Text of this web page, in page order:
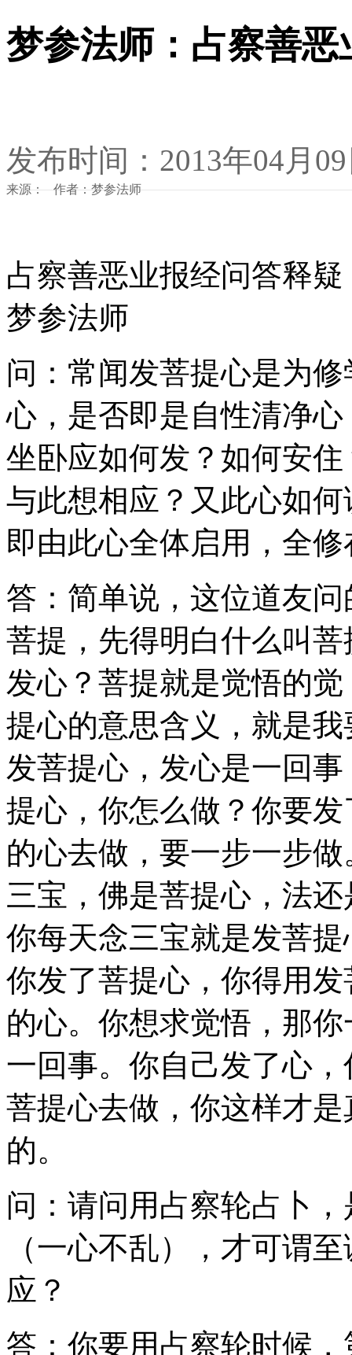
梦参法师：占察善
发布时间：2013年04月
来源： 作者：梦参法师
占察善恶业报经问答释疑
梦参法师
问：常闻发菩提心是为
心，是否即是自性清净
坐卧应如何发？如何安
与此想相应？又此心如
即由此心全体启用，全
答：简单说，这位道友
菩提，先得明白什么叫
发心？菩提就是觉悟的
提心的意思含义，就是
发菩提心，发心是一回
提心，你怎么做？你要
的心去做，要一步一步
三宝，佛是菩提心，法
你每天念三宝就是发菩
你发了菩提心，你得用
的心。你想求觉悟，那
一回事。你自己发了心
菩提心去做，你这样才
的。
问：请问用占察轮占卜
（一心不乱），才可谓
应？
答：你要用占察轮时候